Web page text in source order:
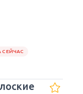
СЕЙЧАС